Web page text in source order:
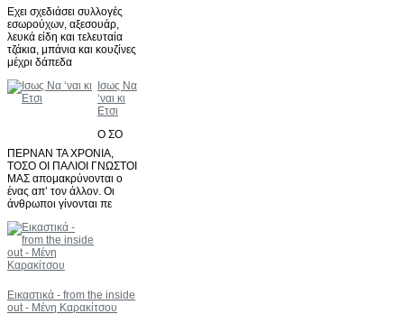
Eχει σχεδιάσει συλλογές
εσωρούχων, αξεσουάρ,
λευκά είδη και τελευταία
τζάκια, μπάνια και κουζίνες
μέχρι δάπεδα
Iσως Να
‘ναι κι
Ετσι
Ο ΣΟ
ΠΕΡΝΑΝ ΤΑ ΧΡΟΝΙΑ,
ΤΟΣΟ ΟΙ ΠΑΛΙΟΙ ΓΝΩΣΤΟΙ
ΜΑΣ απομακρύνονται ο
ένας απ’ τον άλλον. Οι
άνθρωποι γίνονται πε
Εικαστικά - from the inside
out - Μένη Καρακίτσου